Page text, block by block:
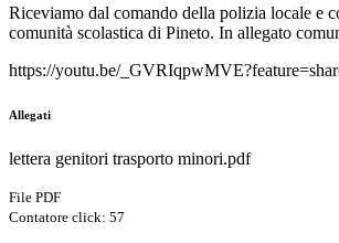
Riceviamo dal comando della polizia locale e
comunità scolastica di Pineto. In allegato
https://youtu.be/
Allegati
lettera genitori trasporto minori.pdf
File PDF
Contatore click: 57